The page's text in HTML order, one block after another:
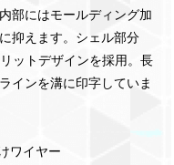
部にはモールディング加
抑えます。シェル部分
ットデザインを採用。長
インを溝に印字していま
ワイヤー